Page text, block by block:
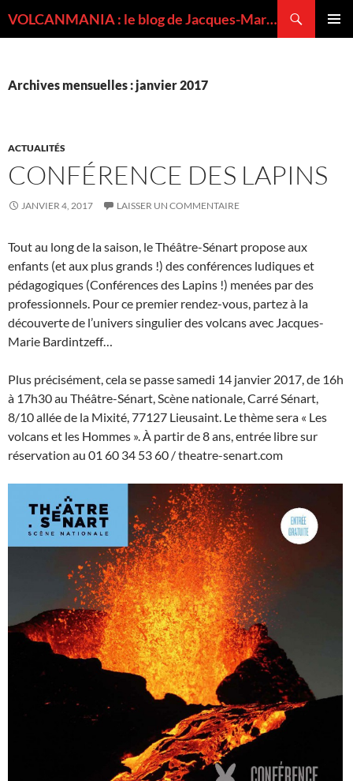
VOLCANMANIA : le blog de Jacques-Marie BARDINTZEFF, volcanologue
Archives mensuelles : janvier 2017
ACTUALITÉS
CONFÉRENCE DES LAPINS
JANVIER 4, 2017 LAISSER UN COMMENTAIRE
Tout au long de la saison, le Théâtre-Sénart propose aux
enfants (et aux plus grands !) des conférences ludiques et
pédagogiques (Conférences des Lapins !) menées par des
professionnels. Pour ce premier rendez-vous, partez à la
découverte de l’univers singulier des volcans avec Jacques-
Marie Bardintzeff…
Plus précisément, cela se passe samedi 14 janvier 2017, de 16h
à 17h30 au Théâtre-Sénart, Scène nationale, Carré Sénart,
8/10 allée de la Mixité, 77127 Lieusaint. Le thème sera « Les
volcans et les Hommes ». À partir de 8 ans, entrée libre sur
réservation au 01 60 34 53 60 / theatre-senart.com